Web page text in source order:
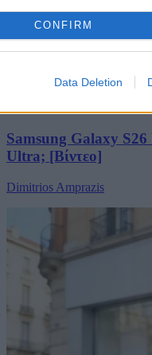
CONFIRM
Data Deletion
Samsung Galaxy S26
Ultra; [Βίντεο]
Dimitrios Amprazis